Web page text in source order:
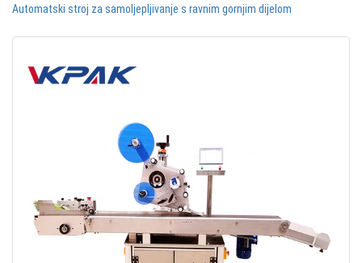
Automatski stroj za samoljepljivanje s ravnim gornjim dijelom